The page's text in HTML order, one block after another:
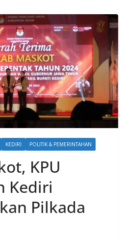
KEDIRI POLITIK & PEMERINTAHAN
KPU
Kediri
Pilkada